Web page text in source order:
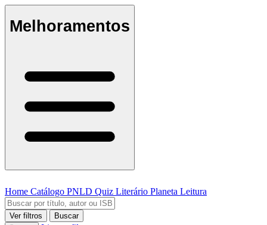
Melhoramentos
Home Catálogo PNLD Quiz Literário Planeta Leitura
Ver filtros
Buscar